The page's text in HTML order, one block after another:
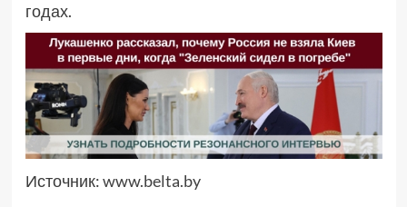
годах.
Источник:www.belta.by